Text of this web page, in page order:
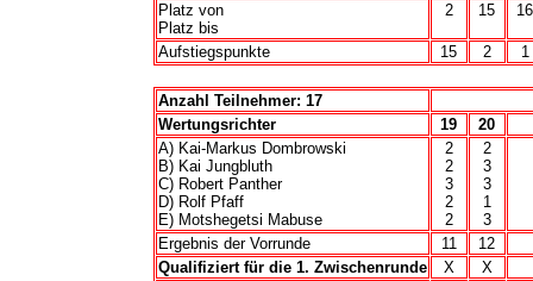
Platz von
Platz bis
2 15 16
Aufstiegspunkte 15 2 1
Anzahl Teilnehmer: 17
Wertungsrichter
19
20
A) Kai-Markus Dombrowski
B) Kai Jungbluth
C) Robert Panther
D) Rolf Pfaff
E) Motshegetsi Mabuse
2
2
3
2
2
2
3
3
1
3
Ergebnis der Vorrunde
11
12
Qualifiziert für die 1. Zwischenrunde
X
X